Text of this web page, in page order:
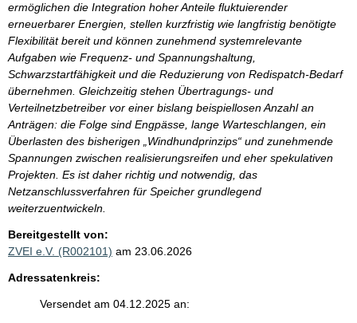
ermöglichen die Integration hoher Anteile fluktuierender
erneuerbarer Energien, stellen kurzfristig wie langfristig benötigte
Flexibilität bereit und können zunehmend systemrelevante
Aufgaben wie Frequenz- und Spannungshaltung,
Schwarzstartfähigkeit und die Reduzierung von Redispatch-Bedarf
übernehmen. Gleichzeitig stehen Übertragungs- und
Verteilnetzbetreiber vor einer bislang beispiellosen Anzahl an
Anträgen: die Folge sind Engpässe, lange Warteschlangen, ein
Überlasten des bisherigen „Windhundprinzips“ und zunehmende
Spannungen zwischen realisierungsreifen und eher spekulativen
Projekten. Es ist daher richtig und notwendig, das
Netzanschlussverfahren für Speicher grundlegend
weiterzuentwickeln.
Bereitgestellt von:
ZVEI e.V. (R002101) am 23.06.2026
Adressatenkreis:
Versendet am 04.12.2025 an: